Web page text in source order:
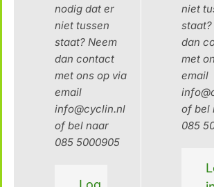
nodig dat er
niet tussen
staat? Neem
dan contact
met ons op via
email
info@cyclin.nl
of bel naar
085 5000905
niet
dan
met
email
of bel
085